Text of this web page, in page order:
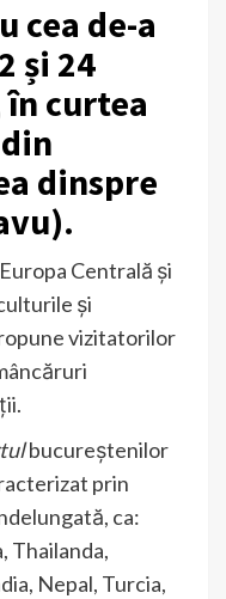
cea de-a
și 24
curtea
dinspre
Centrală și
și
vizitatorilor
bucureștenilor
prin
ca:
Thailanda,
Nepal, Turcia,